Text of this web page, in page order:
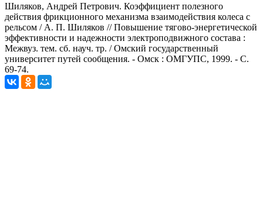
Шиляков, Андрей Петрович. Коэффициент полезного
действия фрикционного механизма взаимодействия колеса с
рельсом / А. П. Шиляков // Повышение тягово-энергетической
эффективности и надежности электроподвижного состава :
Межвуз. тем. сб. науч. тр. / Омский государственный
университет путей сообщения. - Омск : ОМГУПС, 1999. - С.
69-74.